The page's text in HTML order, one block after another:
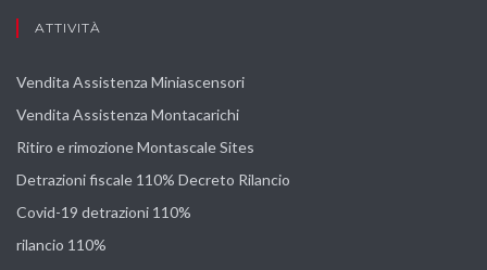
ATTIVITÀ
Vendita Assistenza Miniascensori
Vendita Assistenza Montacarichi
Ritiro e rimozione Montascale Sites
Detrazioni fiscale 110% Decreto Rilancio
Covid-19 detrazioni 110%
rilancio 110%